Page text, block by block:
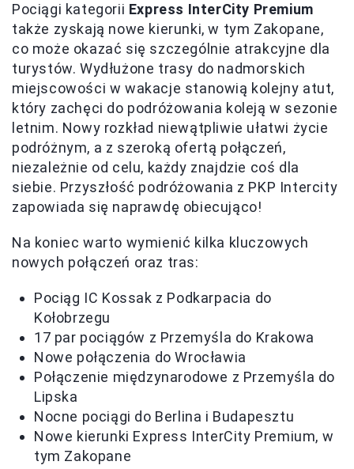
Pociągi kategorii Express InterCity Premium
także zyskają nowe kierunki, w tym Zakopane,
co może okazać się szczególnie atrakcyjne dla
turystów. Wydłużone trasy do nadmorskich
miejscowości w wakacje stanowią kolejny atut,
który zachęci do podróżowania koleją w sezonie
letnim. Nowy rozkład niewątpliwie ułatwi życie
podróżnym, a z szeroką ofertą połączeń,
niezależnie od celu, każdy znajdzie coś dla
siebie. Przyszłość podróżowania z PKP Intercity
zapowiada się naprawdę obiecująco!
Na koniec warto wymienić kilka kluczowych
nowych połączeń oraz tras:
Pociąg IC Kossak z Podkarpacia do
Kołobrzegu
17 par pociągów z Przemyśla do Krakowa
Nowe połączenia do Wrocławia
Połączenie międzynarodowe z Przemyśla do
Lipska
Nocne pociągi do Berlina i Budapesztu
Nowe kierunki Express InterCity Premium, w
tym Zakopane